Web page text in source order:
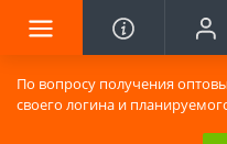
По вопросу получения
своего логина и